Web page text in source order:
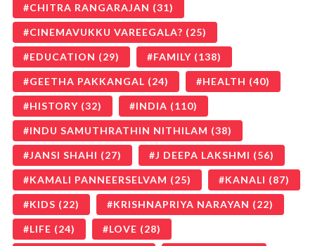
CHITRA RANGARAJAN (31)
CINEMAVUKKU VAREEGALA? (25)
EDUCATION (29) FAMILY (138)
GEETHA PAKKANGAL (24) HEALTH (40)
HISTORY (32) INDIA (110)
INDU SAMUTHRATHIN NITHILAM (38)
JANSI SHAHI (27) J DEEPA LAKSHMI (56)
KAMALI PANNEERSELVAM (25) KANALI (87)
KIDS (22) KRISHNAPRIYA NARAYAN (22)
LIFE (24) LOVE (28)